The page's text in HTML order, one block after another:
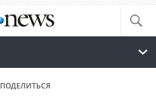
ПОДЕЛИТЬСЯ